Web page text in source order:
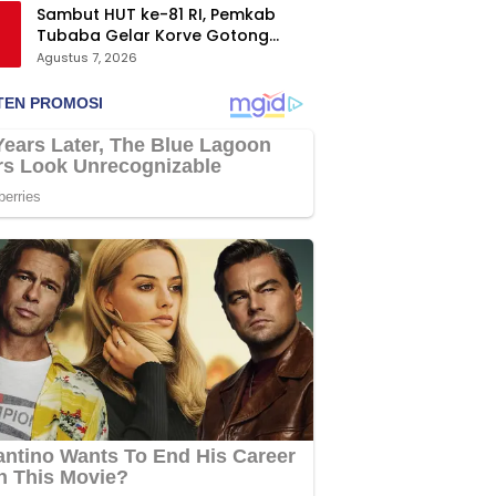
Sambut HUT ke-81 RI, Pemkab
Tubaba Gelar Korve Gotong
Royong dan Bersih-Bersih
Agustus 7, 2026